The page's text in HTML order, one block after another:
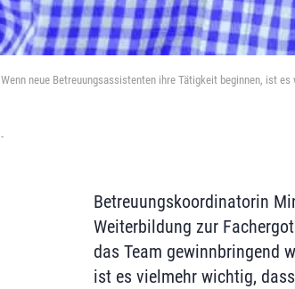
Wenn neue Betreuungsassistenten ihre Tätigkeit beginnen, ist
-
Betreuungskoordinatorin
Weiterbildung zur
das Team gewinnbringend
ist es vielmehr wichtig,